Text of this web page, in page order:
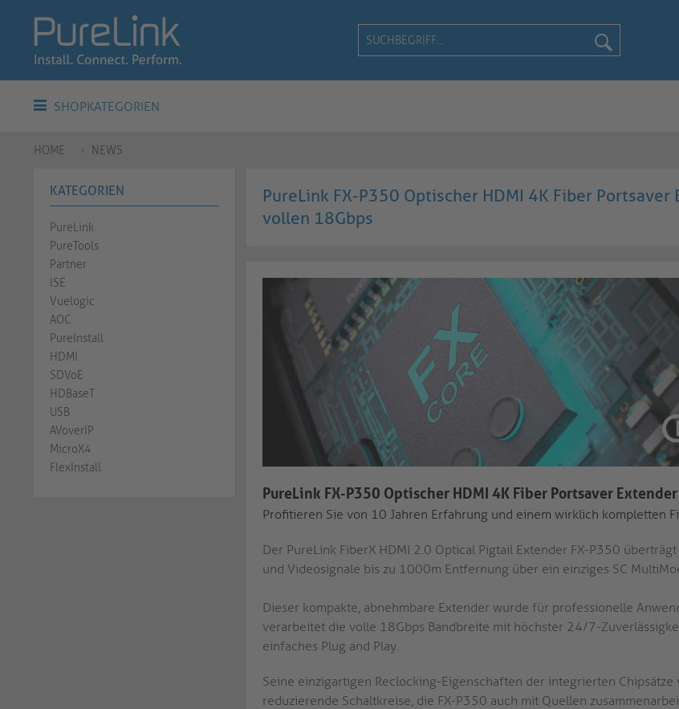
SHOPKATEGORIEN
HOME NEWS
KATEGORIEN
PureLink
PureTools
Partner
ISE
Vuelogic
AOC
PureInstall
HDMI
SDVoE
HDBaseT
USB
AVoverIP
MicroX4
FlexInstall
PureLink FX-P350 Optischer HDMI 4K Fiber Portsaver
vollen 18Gbps
PureLink FX-P350 Optischer HDMI 4K Fiber Portsaver
Profitieren Sie von 10 Jahren Erfahrung und einem wirklich kompletten
Der PureLink FiberX HDMI 2.0 Optical Pigtail Extender FX-P350
und Videosignale bis zu 1000m Entfernung über ein einziges SC
Dieser kompakte, abnehmbare Extender wurde für professionelle
verarbeitet die volle 18Gbps Bandbreite mit höchster 24/7-
einfaches Plug and Play.
Seine einzigartigen Reclocking-Eigenschaften der integrierten
reduzierende Schaltkreise, die FX-P350 auch mit Quellen